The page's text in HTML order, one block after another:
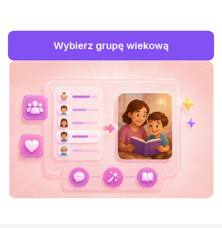
Wybierz grupę wiekową